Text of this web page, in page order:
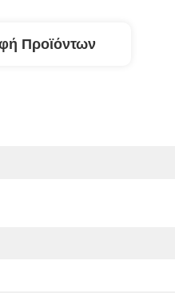
Προϊόντων